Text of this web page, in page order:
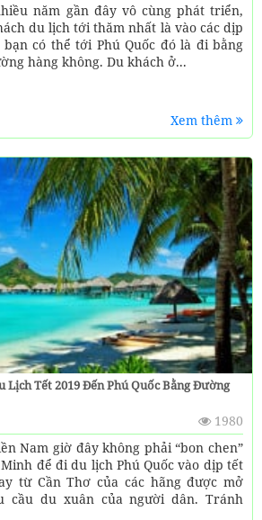
năm gần đây vô cùng phát triển,
du lịch tới thăm nhất là vào các dịp
có thể tới Phú Quốc đó là đi bằng
hàng không. Du khách ở...
Xem thêm
Lịch Tết 2019 Đến Phú Quốc Bằng Đường
1980
Nam giờ đây không phải “bon chen”
để đi du lịch Phú Quốc vào dịp tết
từ Cần Thơ của các hãng được mở
cầu du xuân của người dân. Tránh